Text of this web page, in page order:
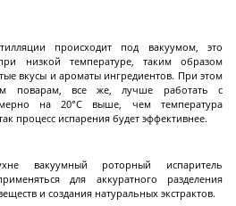
для осаждения
происходит под вакуумом, это
низкой температуре, таким образом
вкусы и ароматы ингредиентов. При этом
поварам, все же, лучше работать с
на 20°C выше, чем температура
процесс испарения будет эффективнее.
вакуумный роторный испаритель
для аккуратного разделения
и создания натуральных экстрактов.